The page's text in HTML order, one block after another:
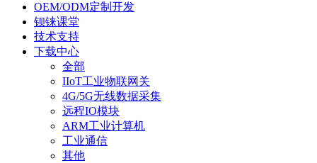
OEM/ODM定制开发
钡铼课堂
技术支持
下载中心
全部
IIoT工业物联网关
4G/5G无线数据采集
远程IO模块
ARM工业计算机
工业通信
其他